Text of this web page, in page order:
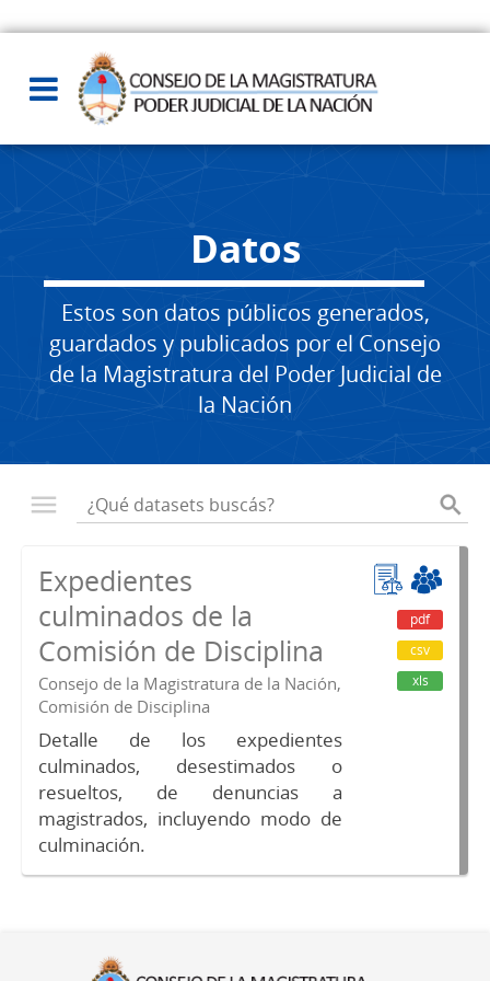
Datos
Estos son datos públicos generados,
guardados y publicados por el Consejo
de la Magistratura del Poder Judicial de
la Nación
Expedientes
culminados de la
Comisión de Disciplina
Consejo de la Magistratura de la Nación,
Comisión de Disciplina
Detalle de los expedientes
culminados, desestimados o
resueltos, de denuncias a
magistrados, incluyendo modo de
culminación.
pdf
csv
xls